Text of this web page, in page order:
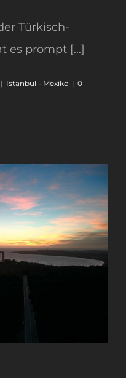
Türkisch-
es prompt [...]
| Istanbul - Mexiko | 0